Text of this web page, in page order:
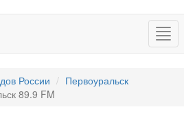
России
Первоуральск
89.9 FM